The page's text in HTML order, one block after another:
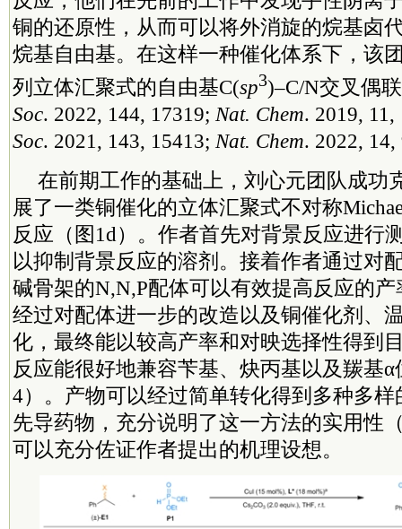
铜的还原性，从而可以将外消旋的烷基卤
烷基自由基。在这样一种催化体系下，该
列立体汇聚式的自由基C(sp3)–C/N交叉偶
Soc. 2022, 144, 17319; Nat. Chem. 2019,
Soc. 2021, 143, 15413; Nat. Chem. 2022,
在前期工作的基础上，刘心元团队成功
展了一类铜催化的立体汇聚式不对称
反应（图1d）。作者首先对背景反应进行
以抑制背景反应的溶剂。接着作者通过对
碱骨架的N,N,P配体可以有效提高反应的
经过对配体进一步的改造以及铜催化剂、
化，最终能以较高产率和对映选择性得到
反应能很好地兼容苄基、炔丙基以及羰基
4）。产物可以经过简单转化得到多种多
先导药物，充分说明了这一方法的实用性
可以充分佐证作者提出的机理设想。